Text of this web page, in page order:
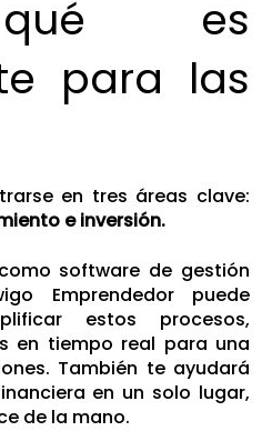
es
para las
en tres áreas clave:
e inversión.
software de gestión
Emprendedor puede
estos procesos,
en tiempo real para una
También te ayudará
en un solo lugar,
de la mano.